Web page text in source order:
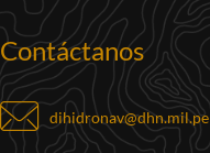
Contáctanos
dihidronav@dhn.mil.pe